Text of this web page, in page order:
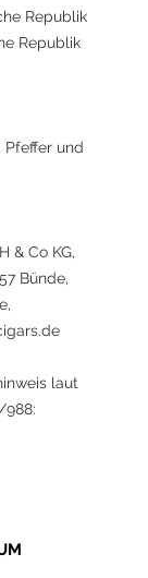
Republik
Republik
Pfeffer und
& Co KG,
Bünde,
laut
988: